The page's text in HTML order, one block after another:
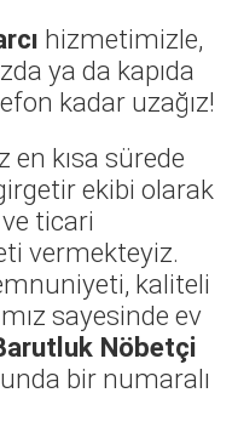
hizmetimizle,
ya da kapıda
kadar uzağız!
kısa sürede
ekibi olarak
ticari
vermekteyiz.
kaliteli
sayesinde ev
Nöbetçi
bir numaralı